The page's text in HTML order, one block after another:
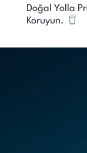
Doğal Yolla
Koruyun.